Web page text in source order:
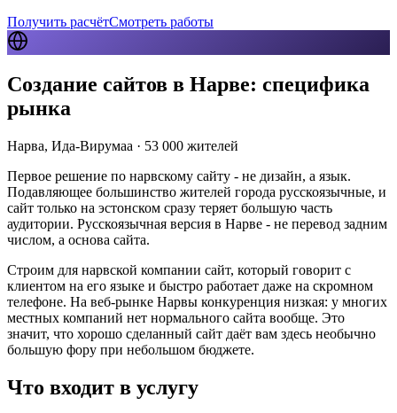
Получить расчётСмотреть работы
Создание сайтов в Нарве: специфика
рынка
Нарва, Ида-Вирумаа · 53 000 жителей
Первое решение по нарвскому сайту - не дизайн, а язык.
Подавляющее большинство жителей города русскоязычные, и
сайт только на эстонском сразу теряет большую часть
аудитории. Русскоязычная версия в Нарве - не перевод задним
числом, а основа сайта.
Строим для нарвской компании сайт, который говорит с
клиентом на его языке и быстро работает даже на скромном
телефоне. На веб-рынке Нарвы конкуренция низкая: у многих
местных компаний нет нормального сайта вообще. Это
значит, что хорошо сделанный сайт даёт вам здесь необычно
большую фору при небольшом бюджете.
Что входит в услугу